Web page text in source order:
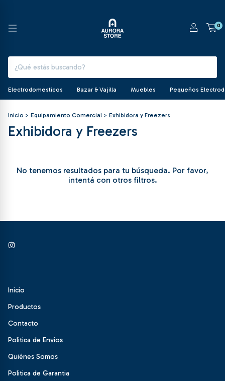
0
Electrodomesticos Bazar & Vajilla Muebles Pequeños
Inicio > Equipamiento Comercial > Exhibidora y Freezers
Exhibidora y Freezers
No tenemos resultados para tu búsqueda. Por favor,
intentá con otros filtros.
Inicio
Productos
Contacto
Politica de Envios
Quiénes Somos
Politica de Garantia